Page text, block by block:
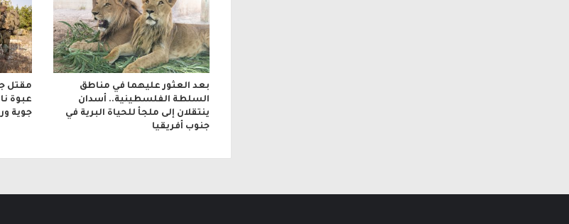
ن
ي
بعد العثور عليهما في مناطق
السلطة الفلسطينية.. أسدان
ينتقلان إلى ملجأ للحياة البرية في
جنوب أفريقيا
مقتل
عبوة
جوية